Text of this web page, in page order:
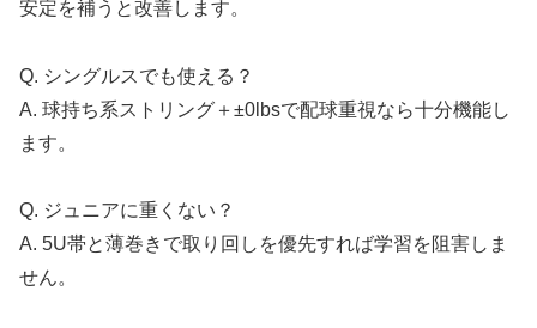
安定を補うと改善します。
Q. シングルスでも使える？
A. 球持ち系ストリング＋±0lbsで配球重視なら十分機能し
ます。
Q. ジュニアに重くない？
A. 5U帯と薄巻きで取り回しを優先すれば学習を阻害しま
せん。